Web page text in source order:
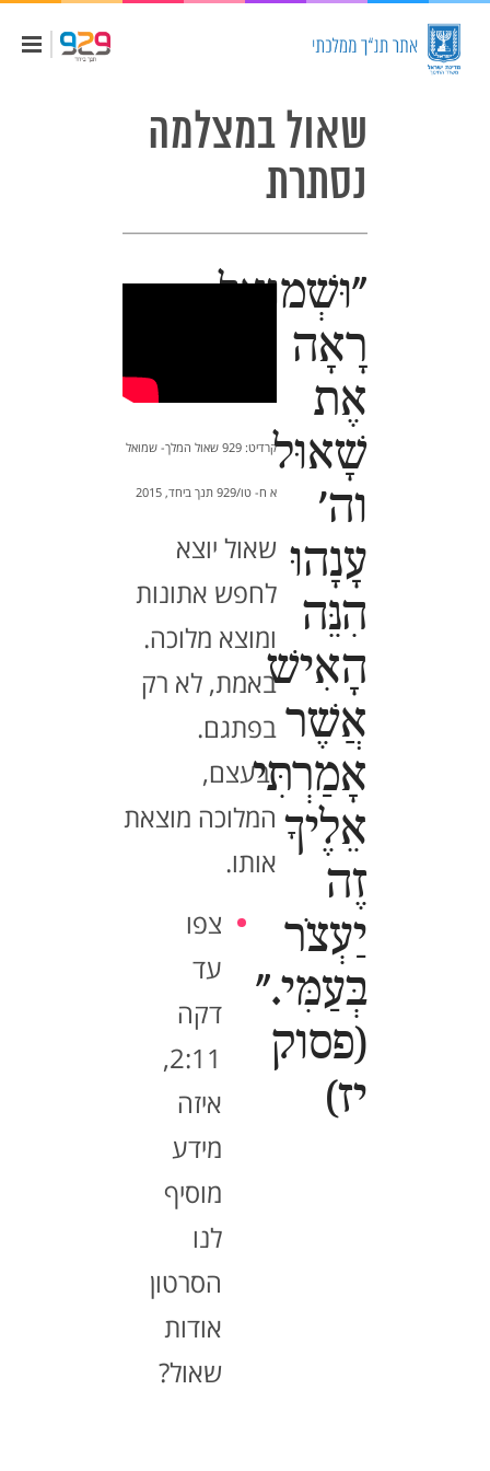
שאול במצלמה
נסתרת
"וּשְׁמוּאֵל
רָאָה
אֶת
שָׁאוּל
וה'
עָנָהוּ
הִנֵּה
הָאִישׁ
אֲשֶׁר
אָמַרְתִּי
אֵלֶיךָ
זֶה
יַעְצֹר
בְּעַמִּי."
(פסוק
יז)
קרדיט: 929 שאול המלך- שמואל
א ח- טו/929 תנך ביחד, 2015
שאול יוצא
לחפש אתונות
ומוצא מלוכה.
באמת, לא רק
בפתגם.
ובעצם,
המלוכה מוצאת
אותו.
צפו
עד
דקה
2:11,
איזה
מידע
מוסיף
לנו
הסרטון
אודות
שאול?